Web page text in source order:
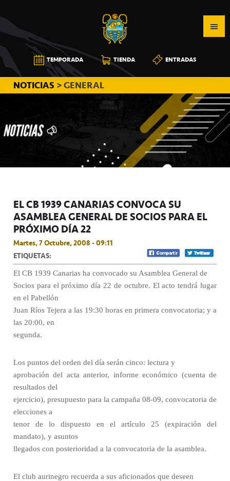
a
la
navegación
principal
al
contenido
principal
a
la
barra
lateral
principal
CB
CANARIAS
TEMPORADA TIENDA ENTRADAS
NOTICIAS > GENERAL
EL CB 1939 CANARIAS CONVOCA SU
ASAMBLEA GENERAL DE SOCIOS PARA EL
PRÓXIMO DÍA 22
Martes, 7 Octubre, 2008 - 09:11
ETIQUETAS:
El CB 1939 Canarias ha convocado su Asamblea General de
Socios para el próximo día 22 de octubre. El acto tendrá lugar
en el Pabellón
Juan Ríos Tejera a las 19:30 horas en primera convocatoria; y a
las 20:00, en
segunda.
Los puntos del orden del día serán cinco: lectura y
aprobación del acta anterior, informe económico (cuenta de
resultados del
ejercicio), presupuesto para la campaña 08-09, convocatoria de
elecciones a
tenor de lo dispuesto en el artículo 25 (expiración del
mandato), y asuntos
llegados con posterioridad a la convocatoria de la asamblea.
El club aurinegro recuerda a sus aficionados que deseen